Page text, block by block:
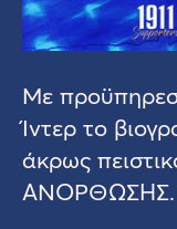
Με
Ίντερ το
άκρως
ΑΝΟΡΘΩΣΗΣ.